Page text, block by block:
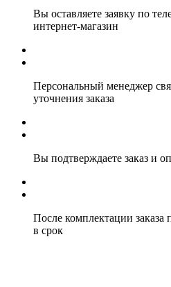
Вы оставляете заявку по
интернет-магазин
Персональный менеджер
уточнения заказа
Вы подтверждаете заказ и
После комплектации заказа
в срок